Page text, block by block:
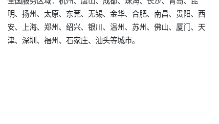
明、扬州、太原、东莞、无锡、金华、合肥、南昌、贵阳、西
安、上海、郑州、绍兴、银川、温州、苏州、佛山、厦门、天
津、深圳、福州、石家庄、汕头等城市。